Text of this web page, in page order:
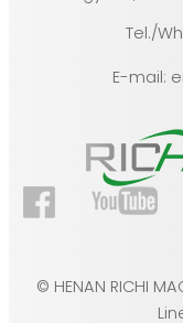
Tel./
E-mail:
© HENAN RICHI